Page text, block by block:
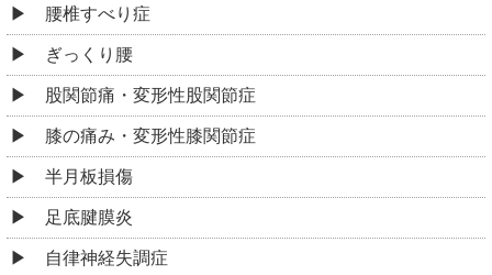
腰椎すべり症
ぎっくり腰
股関節痛・変形性股関節症
膝の痛み・変形性膝関節症
半月板損傷
足底腱膜炎
自律神経失調症